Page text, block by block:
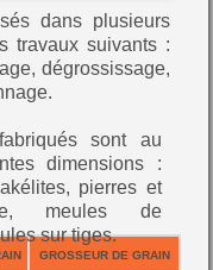
dans plusieurs
travaux suivants :
dégrossissage,
sont au
dimensions :
pierres et
meules de
sur tiges.
GROSSEUR DE GRAIN